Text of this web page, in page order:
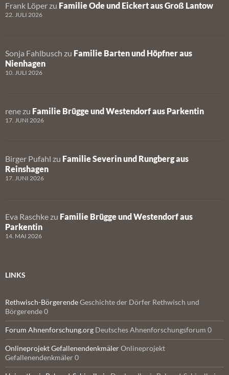
Frank Löper zu Familie Ode und Eickert aus Groß Lantow
22. JULI 2026
Sonja Fahlbusch zu Familie Barten und Höpfner aus
Nienhagen
10. JULI 2026
rene zu Familie Brügge und Westendorf aus Parkentin
17. JUNI 2026
Birger Pufahl zu Familie Severin und Rungberg aus
Reinshagen
17. JUNI 2026
Eva Raschke zu Familie Brügge und Westendorf aus
Parkentin
14. MAI 2026
LINKS
Rethwisch-BörgerendeGeschichte der Dörfer Rethwisch und
Börgerende 0
Forum Ahnenforschung.org Deutsches Ahnenforschungsforum 0
Onlineprojekt GefallenendenkmälerOnlineprojekt
Gefallenendenkmäler 0